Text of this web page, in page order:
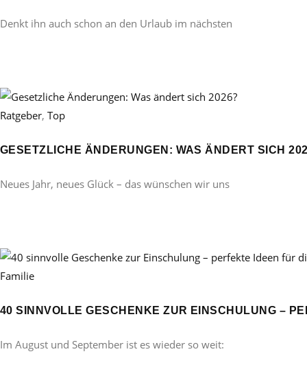
Denkt ihn auch schon an den Urlaub im nächsten
Ratgeber, Top
GESETZLICHE ÄNDERUNGEN: WAS ÄNDERT SICH
Neues Jahr, neues Glück – das wünschen wir uns
Familie
40 SINNVOLLE GESCHENKE ZUR EINSCHULUNG –
Im August und September ist es wieder so weit: